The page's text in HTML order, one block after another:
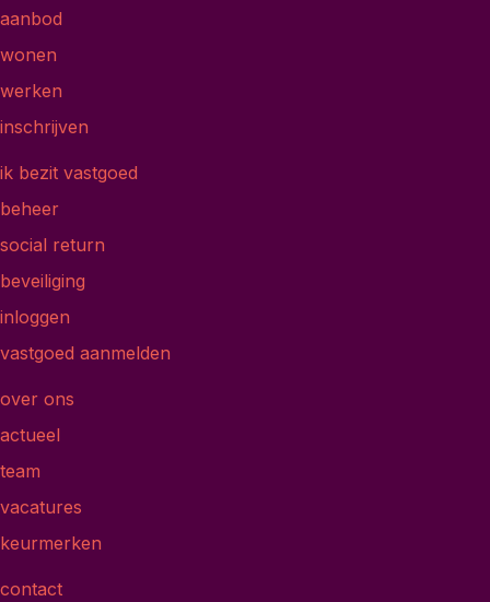
aanbod
wonen
werken
inschrijven
ik bezit vastgoed
beheer
social return
beveiliging
inloggen
vastgoed aanmelden
over ons
actueel
team
vacatures
keurmerken
contact